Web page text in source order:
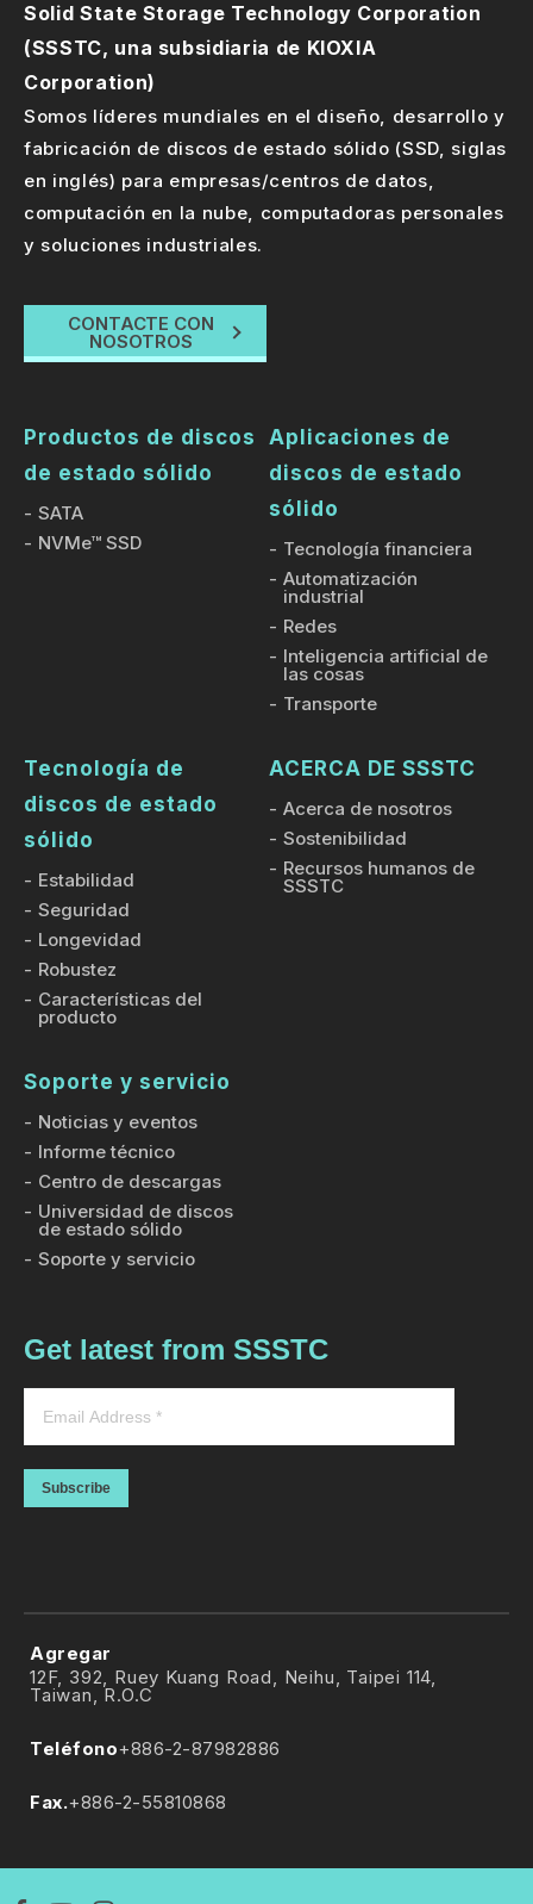
Solid State Storage Technology Corporation
(SSSTC, una subsidiaria de KIOXIA
Corporation)
Somos líderes mundiales en el diseño, desarrollo y
fabricación de discos de estado sólido (SSD, siglas
en inglés) para empresas/centros de datos,
computación en la nube, computadoras personales
y soluciones industriales.
CONTACTE CON
NOSOTROS
Productos de discos
de estado sólido
SATA
NVMe™ SSD
Aplicaciones de
discos de estado
sólido
Tecnología financiera
Automatización
industrial
Redes
Inteligencia artificial de
las cosas
Transporte
Tecnología de
discos de estado
sólido
Estabilidad
Seguridad
Longevidad
Robustez
Características del
producto
ACERCA DE SSSTC
Acerca de nosotros
Sostenibilidad
Recursos humanos de
SSSTC
Soporte y servicio
Noticias y eventos
Informe técnico
Centro de descargas
Universidad de discos
de estado sólido
Soporte y servicio
Get latest from SSSTC
Subscribe
Agregar
12F, 392, Ruey Kuang Road, Neihu, Taipei 114,
Taiwan, R.O.C
Teléfono+886-2-87982886
Fax.+886-2-55810868